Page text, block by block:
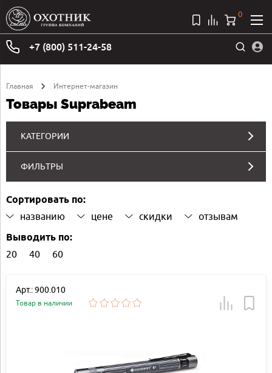
+7 (800) 511-24-58
0
Главная Интернет-магазин
Товары Suprabeam
КАТЕГОРИИ
ФИЛЬТРЫ
Сортировать по:
названию цене скидки отзывам
Выводить по:
20 40 60
Арт.: 900.010
Товар в наличии